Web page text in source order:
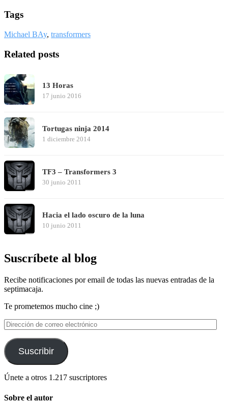
Tags
Michael BAy, transformers
Related posts
13 Horas
17 junio 2016
Tortugas ninja 2014
1 diciembre 2014
TF3 – Transformers 3
30 junio 2011
Hacia el lado oscuro de la luna
10 junio 2011
Suscríbete al blog
Recibe notificaciones por email de todas las nuevas entradas de la
septimacaja.
Te prometemos mucho cine ;)
Dirección
de
correo
electrónico
Suscribir
Únete a otros 1.217 suscriptores
Sobre el autor